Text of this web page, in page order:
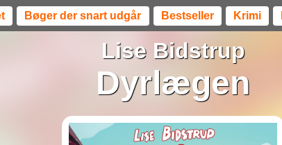
Bøger der snart udgår Bestseller Krimi
Lise Bidstrup
Dyrlægen